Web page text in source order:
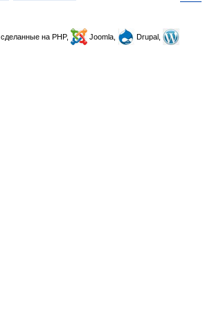
, сделанные на PHP, Joomla,
Drupal,